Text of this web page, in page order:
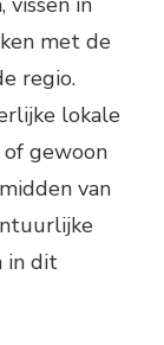
met de
regio.
lokale
gewoon
van
in dit